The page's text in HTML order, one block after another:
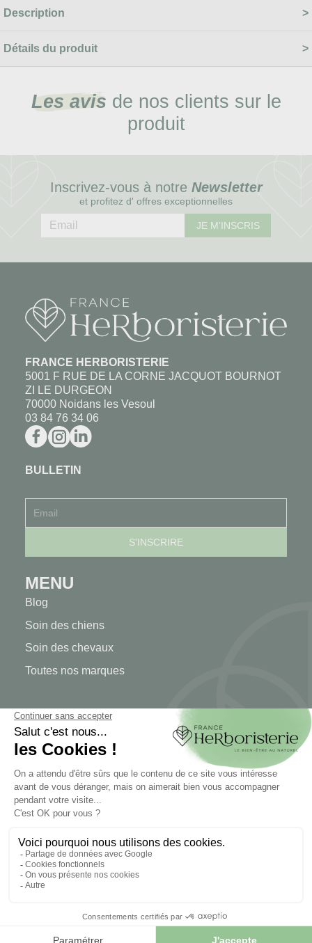
Description
Détails du produit
Les avis de nos clients sur le
produit
Inscrivez-vous à notre Newsletter
et profitez d' offres exceptionnelles
JE M'INSCRIS
FRANCE HERBORISTERIE
5001 F RUE DE LA CORNE JACQUOT BOURNOT
ZI LE DURGEON
70000 Noidans les Vesoul
03 84 76 34 06
BULLETIN
MENU
Blog
Soin des chiens
Soin des chevaux
Toutes nos marques
MON COMPTE
Mon compte
Suivi de commande
Créer votre compte
INFORMATIONS
Contactez-nous